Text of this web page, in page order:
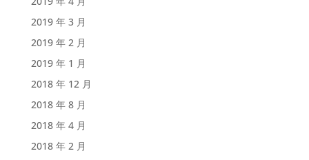
2019 年 3 月
2019 年 2 月
2019 年 1 月
2018 年 12 月
2018 年 8 月
2018 年 4 月
2018 年 2 月